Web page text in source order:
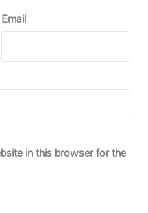
Email
in this browser for the